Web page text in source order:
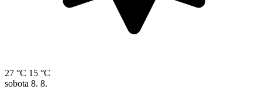
27 °C 15 °C
sobota 8. 8.